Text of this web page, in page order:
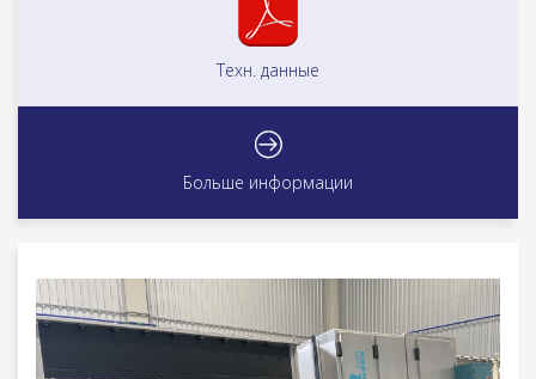
Техн. данные
Больше информации